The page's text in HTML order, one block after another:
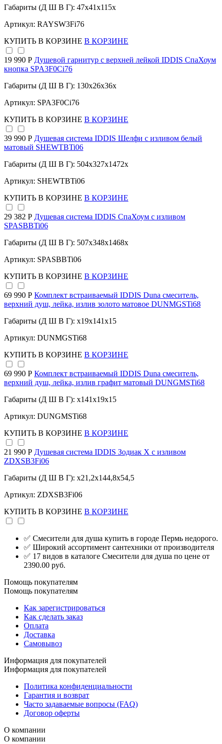
Габариты (Д Ш В Г): 47x41x115x
Артикул: RAYSW3Fi76
КУПИТЬ В КОРЗИНЕ В КОРЗИНЕ
19 990 Р Душевой гарнитур с верхней лейкой IDDIS СпаХоум
кнопка SPA3F0Ci76
Габариты (Д Ш В Г): 130x26x36x
Артикул: SPA3F0Ci76
КУПИТЬ В КОРЗИНЕ В КОРЗИНЕ
39 990 Р Душевая система IDDIS Шелфи с изливом белый
матовый SHEWTBTi06
Габариты (Д Ш В Г): 504x327x1472x
Артикул: SHEWTBTi06
КУПИТЬ В КОРЗИНЕ В КОРЗИНЕ
29 382 Р Душевая система IDDIS СпаХоум с изливом
SPASBBTi06
Габариты (Д Ш В Г): 507x348x1468x
Артикул: SPASBBTi06
КУПИТЬ В КОРЗИНЕ В КОРЗИНЕ
69 990 Р Комплект встраиваемый IDDIS Duna смеситель,
верхний душ, лейка, излив золото матовое DUNMGSTi68
Габариты (Д Ш В Г): x19x141x15
Артикул: DUNMGSTi68
КУПИТЬ В КОРЗИНЕ В КОРЗИНЕ
69 990 Р Комплект встраиваемый IDDIS Duna смеситель,
верхний душ, лейка, излив графит матовый DUNGMSTi68
Габариты (Д Ш В Г): x141x19x15
Артикул: DUNGMSTi68
КУПИТЬ В КОРЗИНЕ В КОРЗИНЕ
21 990 Р Душевая система IDDIS Зодиак X с изливом
ZDXSB3Fi06
Габариты (Д Ш В Г): x21,2x144,8x54,5
Артикул: ZDXSB3Fi06
КУПИТЬ В КОРЗИНЕ В КОРЗИНЕ
✅ Смесители для душа купить в городе Пермь недорого.
✅ Широкий ассортимент сантехники от производителя
✅ 17 видов в каталоге Смесители для душа по цене от
2390.00 руб.
Помощь покупателям
Помощь покупателям
Как зарегистрироваться
Как сделать заказ
Оплата
Доставка
Самовывоз
Информация для покупателей
Информация для покупателей
Политика конфиденциальности
Гарантия и возврат
Часто задаваемые вопросы (FAQ)
Договор оферты
О компании
О компании